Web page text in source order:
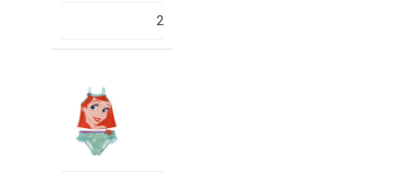
2